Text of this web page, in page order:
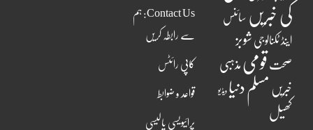
کی خبریں سائنس
اینڈ ٹکنالوجی شوبز
صحت قومی مذہبی
خبریں مسلم دنیا ویڈیو
کھیل
Contact Us: ہم
سے رابطہ کریں
کاپی رائٹس
قواعد و ضوابط
پرائیویسی پالیسی